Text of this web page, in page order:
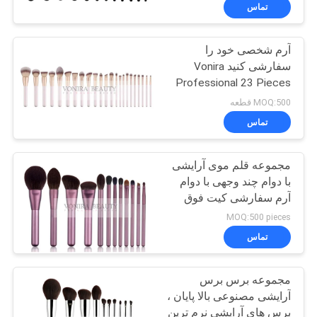
کنترل
کیفیت
نقشه
سایت
PRIVACY
POLICY
برس های آرایش
برچسب خصوصی
167
برس های آرایش مو
طبیعی
47
تماس
آرم شخصی خود را
سفارشی کنید Vonira
Professional 23 Pieces
Makeup Brush Private
Label Kit Vegan
Synthetic Makeup Brush
MOQ:500 قطعه
تماس
مجموعه قلم موی آرایشی
با دوام چند وجهی با دوام
آرم سفارشی کیت فوق
العاده زیبا
MOQ:500 pieces
تماس
مجموعه برس برس
آرایشی مصنوعی بالا پایان ،
برس های آرایشی نرم ترین